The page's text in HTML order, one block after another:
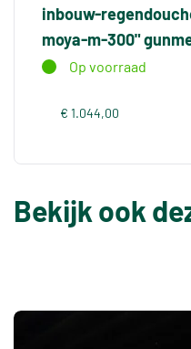
inbouw-
moya-m-300"
Op voorraad
€ 1.044,00
Bekijk ook